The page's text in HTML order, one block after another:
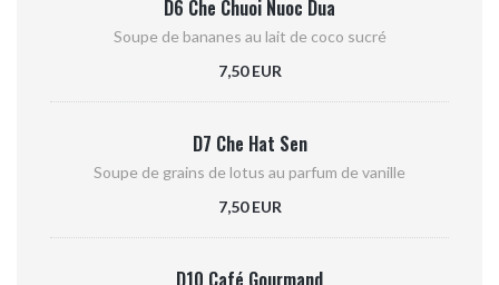
D6 Che Chuoi Nuoc Dua
Soupe de bananes au lait de coco sucré
7,50 EUR
D7 Che Hat Sen
Soupe de grains de lotus au parfum de vanille
7,50 EUR
D10 Café Gourmand